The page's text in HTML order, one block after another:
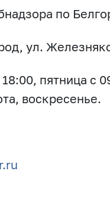
по
ул.
пятница с
воскресенье.